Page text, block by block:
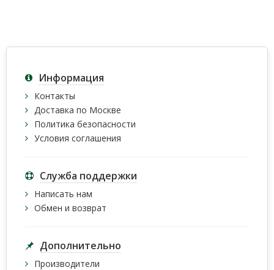
Информация
Контакты
Доставка по Москве
Политика безопасности
Условия соглашения
Служба поддержки
Написать нам
Обмен и возврат
Дополнительно
Производители